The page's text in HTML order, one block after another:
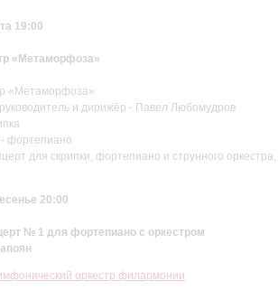
19:00
«Метаморфоза»
«Метаморфоза»
и дирижёр - Павел Любомудров
фортепиано
для скрипки, фортепиано и струнного
20:00
№ 1 для фортепиано с оркестром
оркестр филармонии